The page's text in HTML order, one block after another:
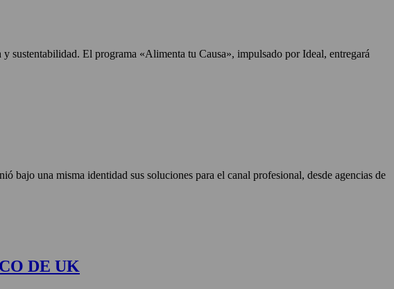
El programa «Alimenta tu Causa», impulsado por Ideal, entregará
bajo una misma identidad sus soluciones para el canal profesional, desde agencias de
DE UK